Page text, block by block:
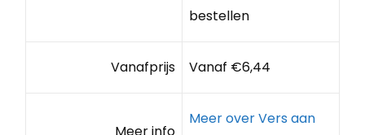
bestellen
Vanafprijs Vanaf €6,44
Meer info
Meer over Vers aan